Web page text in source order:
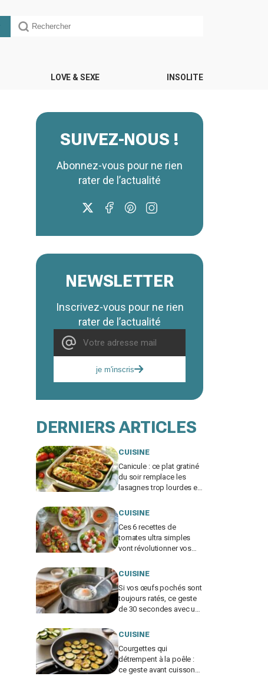
LOVE & SEXE INSOLITE
SUIVEZ-NOUS !
Abonnez-vous pour ne rien
rater de l’actualité
NEWSLETTER
Inscrivez-vous pour ne rien
rater de l’actualité
je m'inscris
DERNIERS ARTICLES
CUISINE
Canicule : ce plat gratiné
du soir remplace les
lasagnes trop lourdes et
personne n'a faim
CUISINE
Ces 6 recettes de
tomates ultra simples
vont révolutionner vos
pas à côté
CUISINE
Si vos œufs pochés sont
toujours ratés, ce geste
de 30 secondes avec un
le vortex
CUISINE
Courgettes qui
détrempent à la poêle :
ce geste avant cuisson